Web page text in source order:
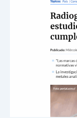
componentes